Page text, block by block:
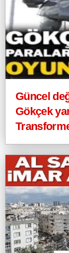
Güncel
Gökçek